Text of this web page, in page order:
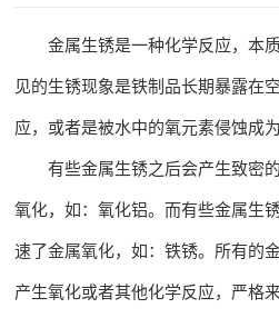
金属生锈是一种化学反应，本质
见的生锈现象是铁制品长期暴露在
应，或者是被水中的氧元素侵蚀成
有些金属生锈之后会产生致密的
氧化，如：氧化铝。而有些金属生
速了金属氧化，如：铁锈。所有的
产生氧化或者其他化学反应，严格